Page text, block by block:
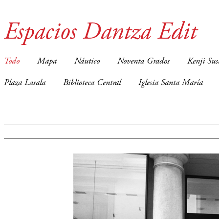
Espacios Dantza Edit
Todo Mapa Náutico Noventa Grados Kenji
Plaza Lasala Biblioteca Central Iglesia Santa María